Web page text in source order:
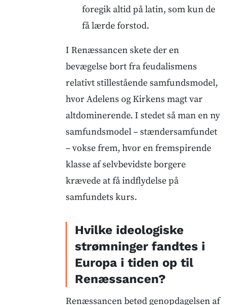
foregik altid på latin, som kun de
få lærde forstod.
I Renæssancen skete der en
bevægelse bort fra feudalismens
relativt stillestående samfundsmodel,
hvor Adelens og Kirkens magt var
altdominerende. I stedet så man en ny
samfundsmodel – stændersamfundet
– vokse frem, hvor en fremspirende
klasse af selvbevidste borgere
krævede at få indflydelse på
samfundets kurs.
Hvilke ideologiske
strømninger fandtes i
Europa i tiden op til
Renæssancen?
Renæssancen betød genopdagelsen af